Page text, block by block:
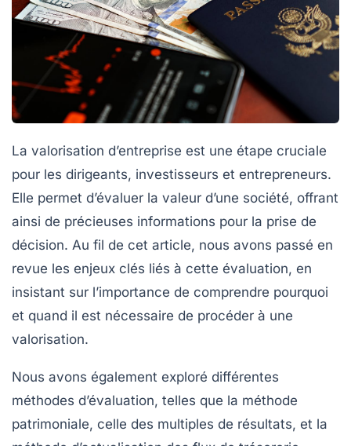
La valorisation d’entreprise est une étape cruciale
pour les dirigeants, investisseurs et entrepreneurs.
Elle permet d’évaluer la valeur d’une société, offrant
ainsi de précieuses informations pour la prise de
décision. Au fil de cet article, nous avons passé en
revue les enjeux clés liés à cette évaluation, en
insistant sur l’importance de comprendre pourquoi
et quand il est nécessaire de procéder à une
valorisation.
Nous avons également exploré différentes
méthodes d’évaluation, telles que la méthode
patrimoniale, celle des multiples de résultats, et la